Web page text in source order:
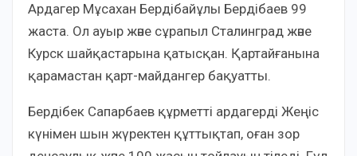
Ардагер Мұсахан Бердібайұлы Бердібаев 99
жаста. Ол ауыр және сұрапыл Сталинград және
Курск шайқастарына қатысқан. Қартайғанына
қарамастан қарт-майдангер бақуатты.
Бердібек Сапарбаев құрметті ардагерді Жеңіс
күнімен шын жүректен құттықтап, оған зор